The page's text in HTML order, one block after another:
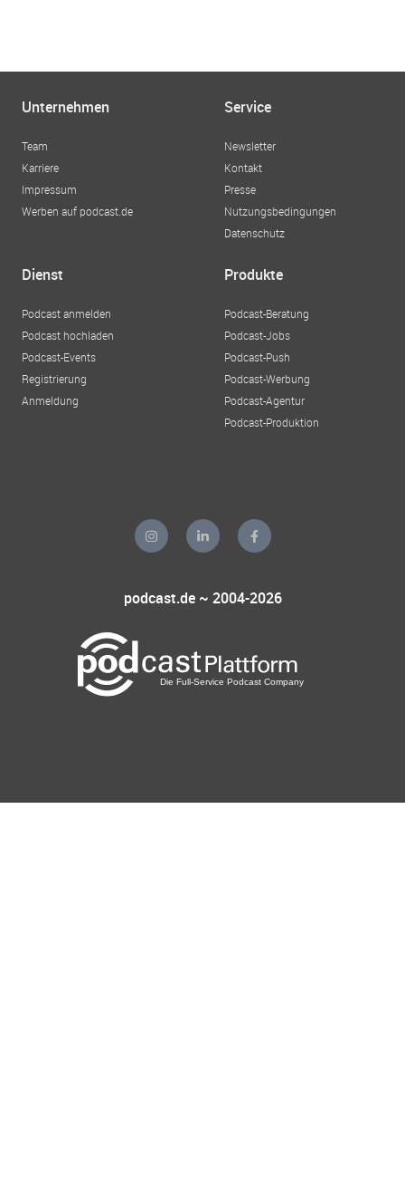
Unternehmen
Team
Karriere
Impressum
Werben auf podcast.de
Service
Newsletter
Kontakt
Presse
Nutzungsbedingungen
Datenschutz
Dienst
Podcast anmelden
Podcast hochladen
Podcast-Events
Registrierung
Anmeldung
Produkte
Podcast-Beratung
Podcast-Jobs
Podcast-Push
Podcast-Werbung
Podcast-Agentur
Podcast-Produktion
podcast.de ~ 2004-2026